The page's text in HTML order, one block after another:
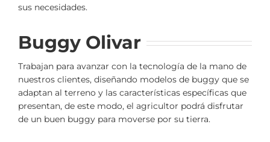
sus necesidades.
Buggy Olivar
Trabajan para avanzar con la tecnología de la mano de
nuestros clientes, diseñando modelos de buggy que se
adaptan al terreno y las características específicas que
presentan, de este modo, el agricultor podrá disfrutar
de un buen buggy para moverse por su tierra.